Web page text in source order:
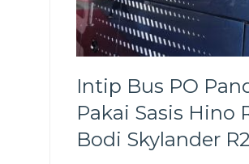
Intip Bus PO
Pakai Sasis Hino
Bodi Skylander